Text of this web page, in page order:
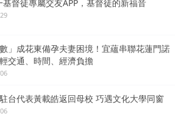
基督徒專屬交友APP，基督徒的新福音
數」成花東備孕夫妻困境！宜蘊串聯花蓮門諾
交通、時間、經濟負擔
台代表黃載皓返回母校 巧遇文化大學同窗